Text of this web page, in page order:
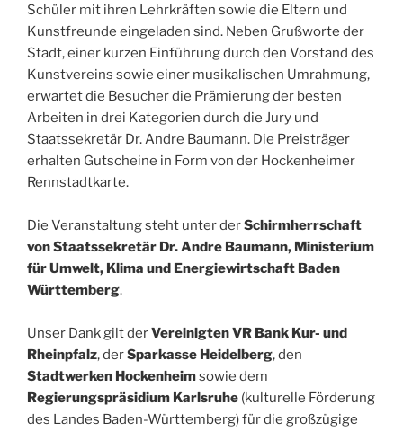
Schüler mit ihren Lehrkräften sowie die Eltern und
Kunstfreunde eingeladen sind. Neben Grußworte der
Stadt, einer kurzen Einführung durch den Vorstand des
Kunstvereins sowie einer musikalischen Umrahmung,
erwartet die Besucher die Prämierung der besten
Arbeiten in drei Kategorien durch die Jury und
Staatssekretär Dr. Andre Baumann. Die Preisträger
erhalten Gutscheine in Form von der Hockenheimer
Rennstadtkarte.
Die Veranstaltung steht unter derSchirmherrschaft
von Staatssekretär Dr. Andre Baumann, Ministerium
für Umwelt, Klima und Energiewirtschaft Baden
Württemberg.
Unser Dank gilt derVereinigten VR Bank Kur- und
Rheinpfalz, derSparkasse Heidelberg, den
Stadtwerken Hockenheimsowie dem
Regierungspräsidium Karlsruhe (kulturelle Förderung
des Landes Baden-Württemberg) für die großzügige